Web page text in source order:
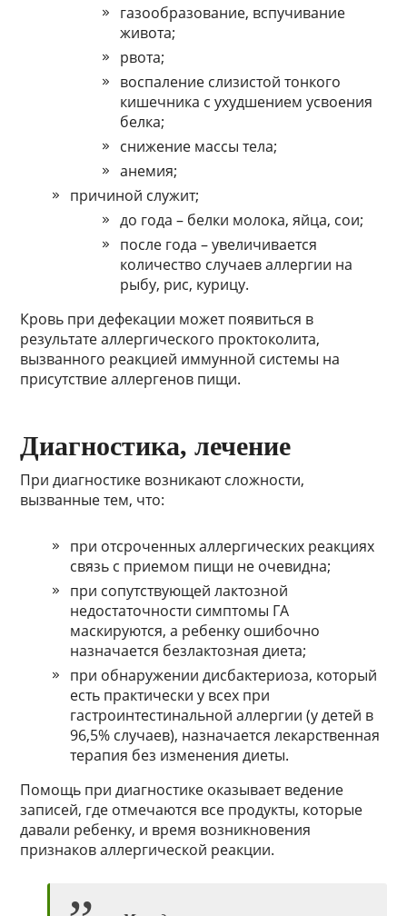
газообразование, вспучивание
живота;
рвота;
воспаление слизистой тонкого
кишечника с ухудшением усвоения
белка;
снижение массы тела;
анемия;
причиной служит;
до года – белки молока, яйца, сои;
после года – увеличивается
количество случаев аллергии на
рыбу, рис, курицу.
Кровь при дефекации может появиться в
результате аллергического проктоколита,
вызванного реакцией иммунной системы на
присутствие аллергенов пищи.
Диагностика, лечение
При диагностике возникают сложности,
вызванные тем, что:
при отсроченных аллергических реакциях
связь с приемом пищи не очевидна;
при сопутствующей лактозной
недостаточности симптомы ГА
маскируются, а ребенку ошибочно
назначается безлактозная диета;
при обнаружении дисбактериоза, который
есть практически у всех при
гастроинтестинальной аллергии (у детей в
96,5% случаев), назначается лекарственная
терапия без изменения диеты.
Помощь при диагностике оказывает ведение
записей, где отмечаются все продукты, которые
давали ребенку, и время возникновения
признаков аллергической реакции.